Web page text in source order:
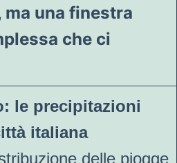
una finestra
che ci
le precipitazioni
italiana
delle piogge